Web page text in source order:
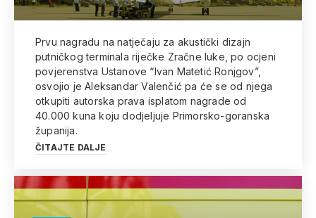
Prvu nagradu na natječaju za akustički dizajn
putničkog terminala riječke Zračne luke, po ocjeni
povjerenstva Ustanove “Ivan Matetić Ronjgov”,
osvojio je Aleksandar Valenčić pa će se od njega
otkupiti autorska prava isplatom nagrade od
40.000 kuna koju dodjeljuje Primorsko-goranska
županija.
ČITAJTE DALJE